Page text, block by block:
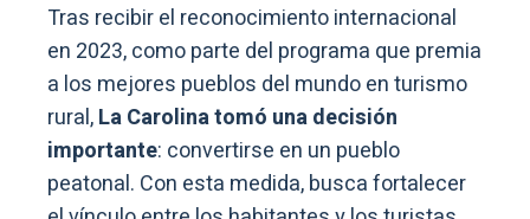
Tras recibir el reconocimiento internacional
en 2023, como parte del programa que premia
a los mejores pueblos del mundo en turismo
rural,La Carolina tomó una decisión
importante: convertirse en un pueblo
peatonal. Con esta medida, busca fortalecer